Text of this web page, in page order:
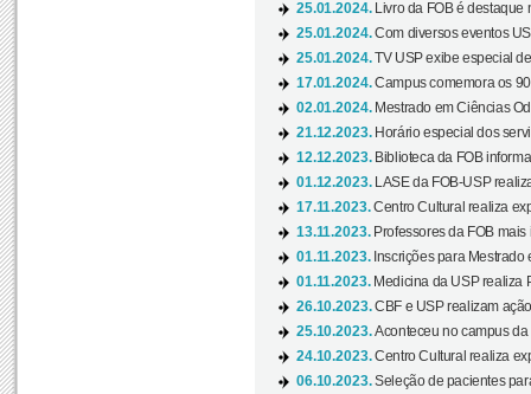
25.01.2024.
Livro da FOB é destaque
25.01.2024.Com diversos eventos
25.01.2024.TV USP exibe especial
17.01.2024.Campus comemora os
02.01.2024. Mestrado em Ciências
21.12.2023. Horário especial dos
12.12.2023. Biblioteca da FOB
01.12.2023.
LASE da FOB-USP
17.11.2023.Centro Cultural realiza
13.11.2023. Professores da FOB
01.11.2023. Inscrições para
01.11.2023. Medicina da USP realiza
26.10.2023.CBF e USP realizam
25.10.2023.Aconteceu no campus da
24.10.2023.Centro Cultural realiza
06.10.2023.Seleção de pacientes